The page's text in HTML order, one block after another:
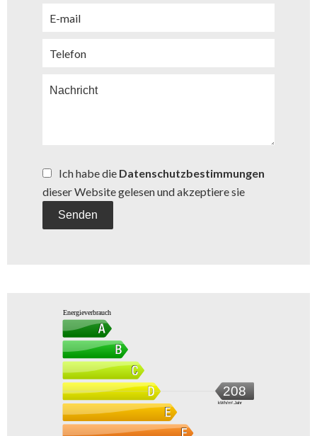
Ich habe die Datenschutzbestimmungen
dieser Website gelesen und akzeptiere sie
Senden
Energieverbrauch
208
kWh/m².Jahr